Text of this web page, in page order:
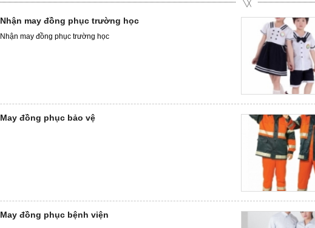
Nhận may đồng phục trường học
Nhận may đồng phục trường học
May đồng phục bảo vệ
May đồng phục bệnh viện